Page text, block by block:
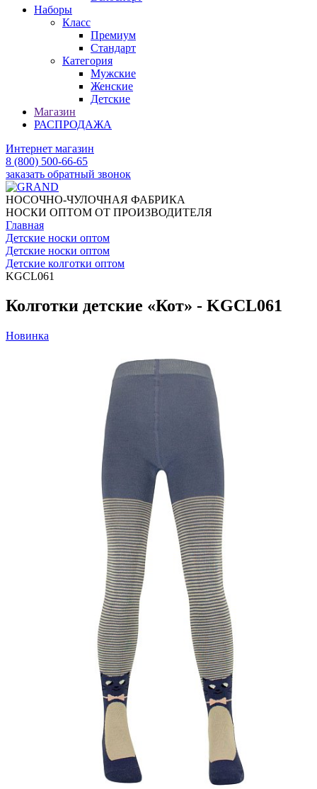
Наборы
Класс
Премиум
Стандарт
Категория
Мужские
Женские
Детские
Магазин
РАСПРОДАЖА
Интернет магазин
8 (800) 500-66-65
заказать обратный звонок
НОСОЧНО-ЧУЛОЧНАЯ ФАБРИКА
НОСКИ ОПТОМ ОТ ПРОИЗВОДИТЕЛЯ
Главная
Детские носки оптом
Детские носки оптом
Детские колготки оптом
KGCL061
Колготки детские «Кот» - KGCL061
Новинка